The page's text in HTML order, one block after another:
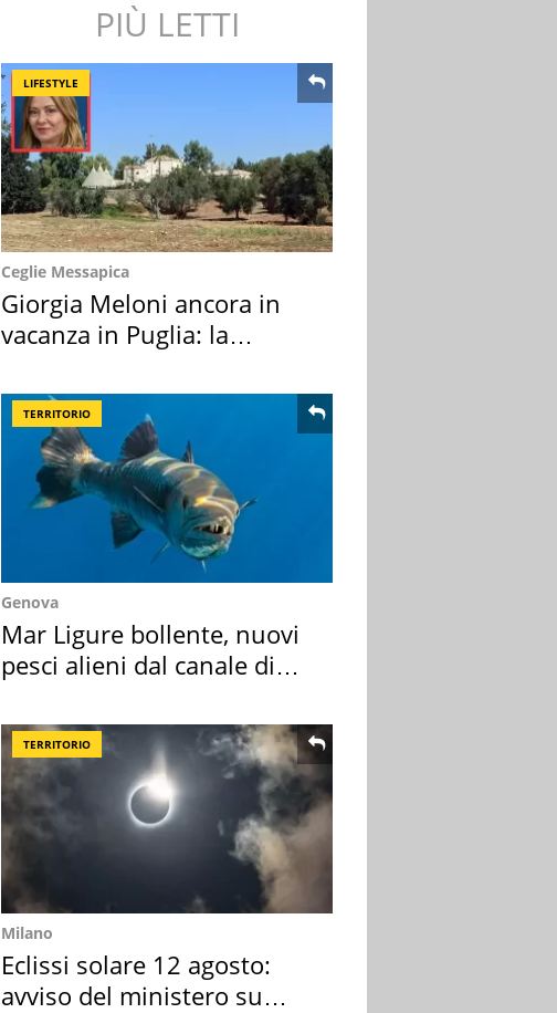
PIÙ LETTI
LIFESTYLE
Ceglie Messapica
Giorgia Meloni ancora in
vacanza in Puglia: la
TERRITORIO
Genova
Mar Ligure bollente, nuovi
pesci alieni dal canale di
TERRITORIO
Milano
Eclissi solare 12 agosto:
avviso del ministero su